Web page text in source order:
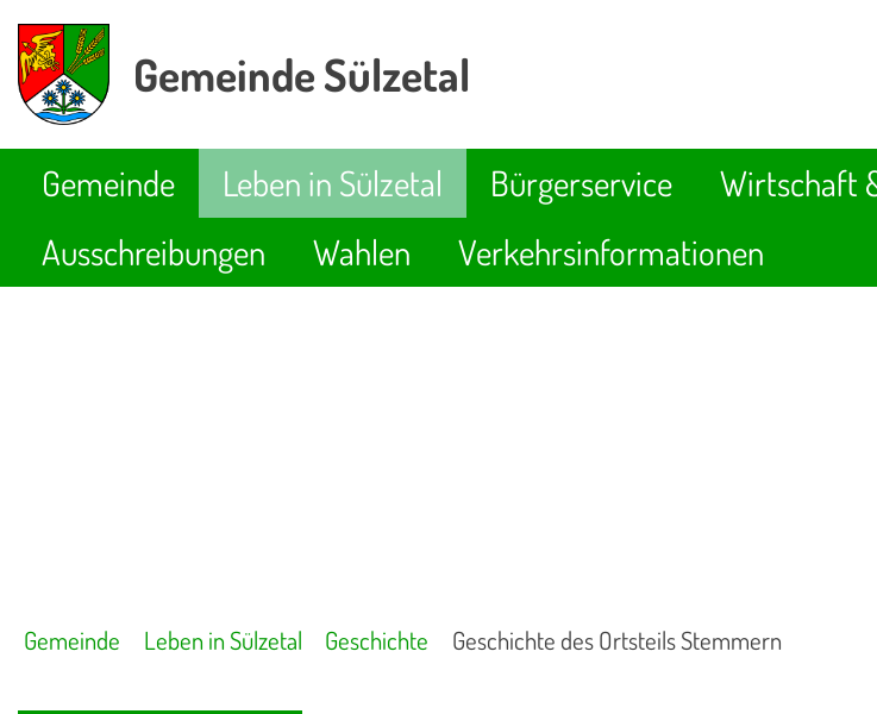
Gemeinde Sülzetal
Gemeinde Leben in Sülzetal Bürgerservice Wirtschaft
Ausschreibungen
Wahlen Verkehrsinformationen
Gemeinde Leben in Sülzetal Geschichte Geschichte des Ortsteils Stemmern